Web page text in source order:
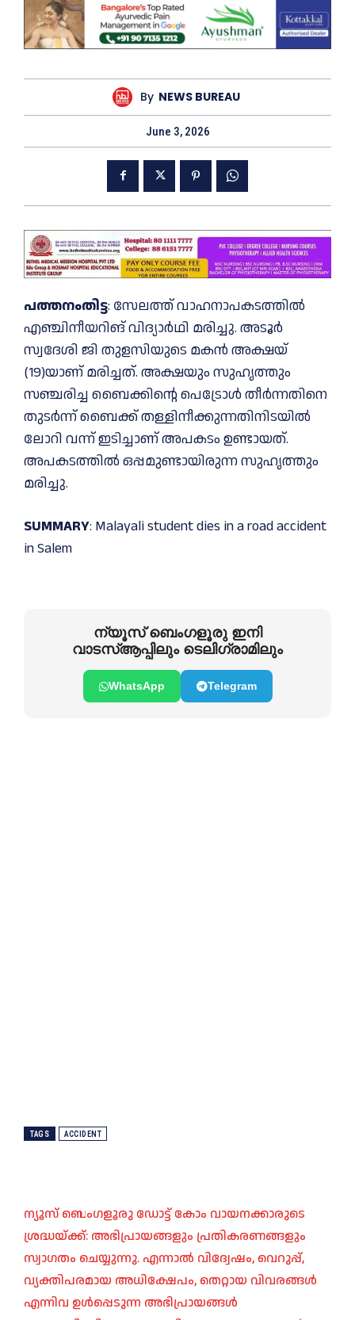
By NEWS BUREAU
June 3, 2026
പത്തനംതിട്ട: സേലത്ത് വാഹനാപകടത്തില്‍
എഞ്ചിനീയറിങ് വിദ്യാര്‍ഥി മരിച്ചു. അടൂര്‍
സ്വദേശി ജി തുളസിയുടെ മകന്‍ അക്ഷയ്
(19)യാണ് മരിച്ചത്. അക്ഷയും സുഹൃത്തും
സഞ്ചരിച്ച ബൈക്കിന്റെ പെട്രോള്‍ തീര്‍ന്നതിനെ
തുടര്‍ന്ന് ബൈക്ക് തള്ളിനീക്കുന്നതിനിടയില്‍
ലോറി വന്ന് ഇടിച്ചാണ് അപകടം ഉണ്ടായത്.
അപകടത്തില്‍ ഒപ്പമുണ്ടായിരുന്ന സുഹൃത്തും
മരിച്ചു.
SUMMARY: Malayali student dies in a road accident
in Salem
ന്യൂസ് ബെംഗളൂരു ഇനി
വാടസ്ആപ്പിലും ടെലിഗ്രാമിലും
WhatsApp Telegram
TAGS ACCIDENT
ന്യൂസ് ബെംഗളൂരു ഡോട്ട് കോം വായനക്കാരുടെ
ശ്രദ്ധയ്ക്ക്: അഭിപ്രായങ്ങളും പ്രതികരണങ്ങളും
സ്വാഗതം ചെയ്യുന്നു. എന്നാൽ വിദ്വേഷം, വെറുപ്പ്,
വ്യക്തിപരമായ അധിക്ഷേപം, തെറ്റായ വിവരങ്ങൾ
എന്നിവ ഉൾപ്പെടുന്ന അഭിപ്രായങ്ങൾ